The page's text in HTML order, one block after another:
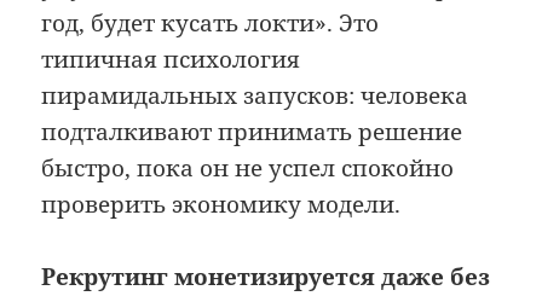
год, будет кусать локти». Это
типичная психология
пирамидальных запусков: человека
подталкивают принимать решение
быстро, пока он не успел спокойно
проверить экономику модели.
Рекрутинг монетизируется даже без